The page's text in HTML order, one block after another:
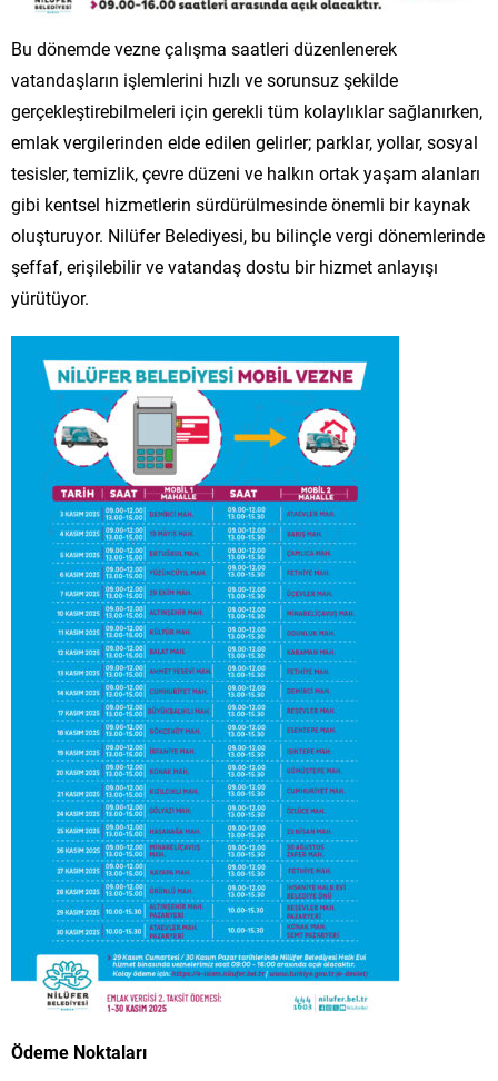
Bu dönemde vezne çalışma saatleri düzenlenerek
vatandaşların işlemlerini hızlı ve sorunsuz şekilde
gerçekleştirebilmeleri için gerekli tüm kolaylıklar sağlanırken,
emlak vergilerinden elde edilen gelirler; parklar, yollar, sosyal
tesisler, temizlik, çevre düzeni ve halkın ortak yaşam alanları
gibi kentsel hizmetlerin sürdürülmesinde önemli bir kaynak
oluşturuyor. Nilüfer Belediyesi, bu bilinçle vergi dönemlerinde
şeffaf, erişilebilir ve vatandaş dostu bir hizmet anlayışı
yürütüyor.
Ödeme Noktaları